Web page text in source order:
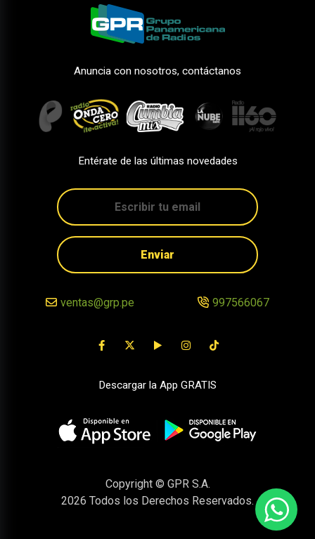
Anuncia con nosotros, contáctanos
Entérate de las últimas novedades
Enviar
ventas@grp.pe 997566067
Descargar la App GRATIS
Copyright © GPR S.A.
2026 Todos los Derechos Reservados.